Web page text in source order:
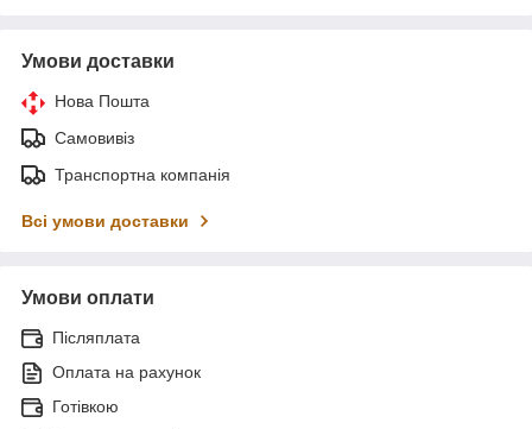
Умови доставки
Нова Пошта
Самовивіз
Транспортна компанія
Всі умови доставки
Умови оплати
Післяплата
Оплата на рахунок
Готівкою